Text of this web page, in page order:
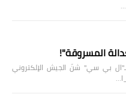
المسروقة"!
بي سي" شنّ الجيش الإلكتروني